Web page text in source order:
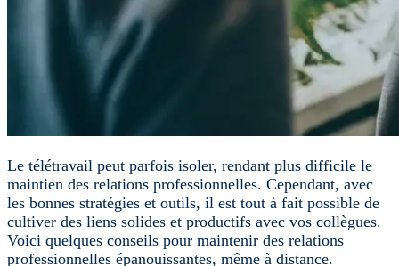
Le télétravail peut parfois isoler, rendant plus difficile le
maintien des relations professionnelles. Cependant, avec
les bonnes stratégies et outils, il est tout à fait possible de
cultiver des liens solides et productifs avec vos collègues.
Voici quelques conseils pour maintenir des relations
professionnelles épanouissantes, même à distance.